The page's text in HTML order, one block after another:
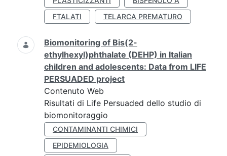
FTALATI
TELARCA PREMATURO
Biomonitoring of Bis(2-
ethylhexyl)phthalate (DEHP) in Italian
children and adolescents: Data from LIFE
PERSUADED project
Contenuto Web
Risultati di Life Persuaded dello studio di
biomonitoraggio
CONTAMINANTI CHIMICI
EPIDEMIOLOGIA